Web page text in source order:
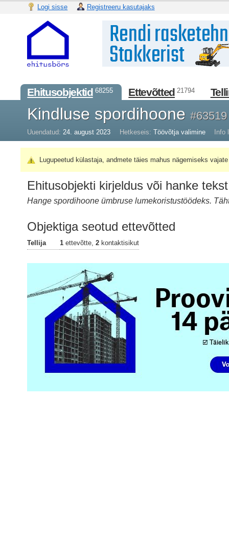
Logi sisse Registreeru kasutajaks
Ehitusobjektid 68255 Ettevõtted 21794
Kindluse spordihoone#63519
Uuendatud: 24. august 2023 Hetkeseis: Töövõtja valimine Info
Lugupeetud külastaja, andmete täies mahus nägemiseks
Ehitusobjekti kirjeldus või hanke tekst
Hange spordihoone ümbruse lumekoristustöödeks.
Objektiga seotud ettevõtted
Tellija 1 ettevõtte,2 kontaktisikut